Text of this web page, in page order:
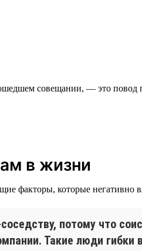
совещании, — это повод
в жизни
факторы, которые негативно
потому что
Такие люди